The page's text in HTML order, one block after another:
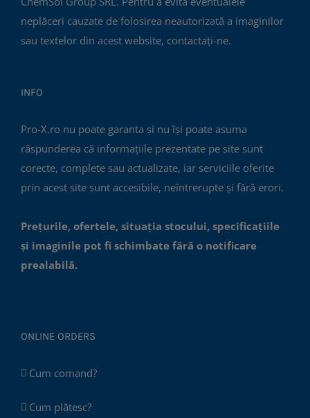
neplăceri cauzate de folosirea neautorizată a imaginilor
sau textelor din acest website, contactați-ne.
INFO
Pro-X.ro nu poate garanta și nu își poate asuma
răspunderea că informațiile prezentate pe site sunt
corecte, complete sau actualizate, iar serviciile oferite
prin acest site sunt accesibile, neîntrerupte și fără erori.
Prețurile, ofertele, situația stocului, specificațiile
și imaginile pot fi schimbate fără o notificare
prealabilă.
ONLINE ORDERS
Cum comand?
Cum plătesc?